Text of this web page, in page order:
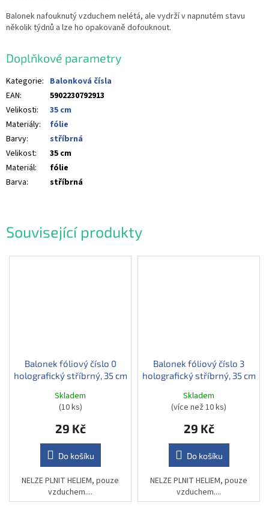
Související produkty
Balonek fóliový číslo 0
holografický stříbrný, 35 cm
Skladem
(10 ks)
29 Kč
Do košíku
NELZE PLNIT HELIEM, pouze
vzduchem....
Balonek fóliový číslo 3
holografický stříbrný, 35 cm
Skladem
(více než 10 ks)
29 Kč
Do košíku
NELZE PLNIT HELIEM, pouze
vzduchem....
Balonek nafouknutý vzduchem nelétá, ale vydrží v napnutém stavu
několik týdnů a lze ho opakovaně dofouknout.
Doplňkové parametry
Kategorie: Balonková čísla
EAN:
5902230792913
Velikosti:
35 cm
Materiály:
fólie
Barvy:
stříbrná
Velikost:
35 cm
Materiál:
fólie
Barva: stříbrná